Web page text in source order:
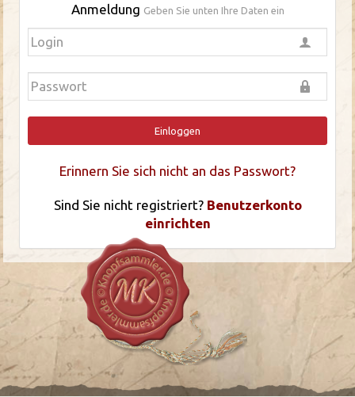
Anmeldung Geben Sie unten Ihre Daten ein
Einloggen
Erinnern Sie sich nicht an das Passwort?
Sind Sie nicht registriert? Benutzerkonto
einrichten